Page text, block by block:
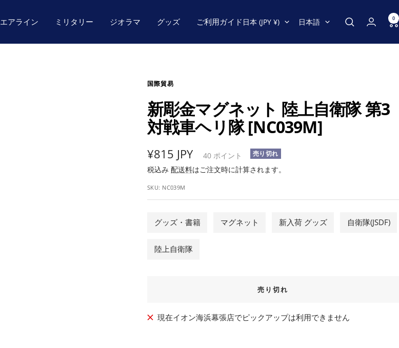
エアライン ミリタリー ジオラマ グッズ ご利用ガイド 国/
域
日本 (JPY ¥)
言
日本語 0
国際貿易
新彫金マグネット 陸上自衛隊 第3
対戦車ヘリ隊 [NC039M]
セ
ー
ル
格
¥815 JPY 40 ポイント 売り切れ
税込み 配送料はご注文時に計算されます。
SKU: NC039M
グッズ・書籍 マグネット 新入荷 グッズ 自衛隊(JSDF)
陸上自衛隊
売り切れ
現在イオン海浜幕張店でピックアップは利用できません